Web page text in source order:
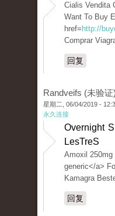
Cialis Vendita
Want To Buy
href= http://
Comprar
回复
Randveifs (未验证)
星期二, 06/04/2019 -
永久连接
Overnight
LesTreS
Amoxil 250mg
generic</a>
Kamagra
回复